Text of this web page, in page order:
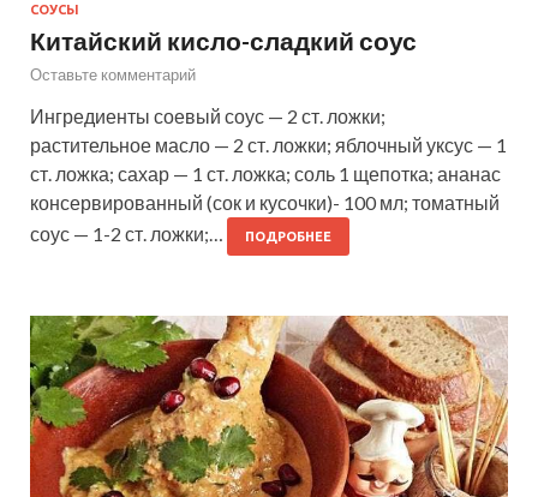
СОУСЫ
Китайский кисло-сладкий соус
Оставьте комментарий
Ингредиенты соевый соус — 2 ст. ложки;
растительное масло — 2 ст. ложки; яблочный уксус — 1
ст. ложка; сахар — 1 ст. ложка; соль 1 щепотка; ананас
консервированный (сок и кусочки)- 100 мл; томатный
соус — 1-2 ст. ложки;…
ПОДРОБНЕЕ